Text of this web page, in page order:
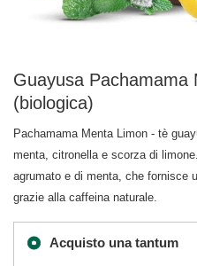
Guayusa Pachamama
(biologica)
Pachamama Menta Limon - tè
menta, citronella e scorza di
agrumato e di menta, che fornisce
grazie alla caffeina naturale.
Acquisto una tantum